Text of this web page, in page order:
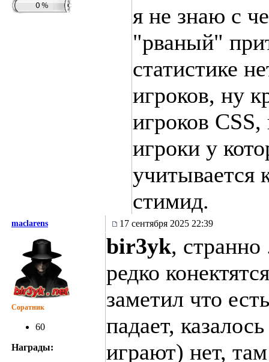
я не знаю с
"рваный"
статистике
игроков, ну
игроков
игроки у
учитывается
стимид.
maclarens 17 сентября 2025 22:39
Соратник
60
Награды:
bir3yk,
редко
заметил что
падает,
играют) нет,